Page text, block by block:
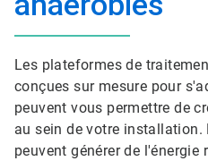
Les plateformes de
conçues sur mesure pour
peuvent vous permettre de
au sein de votre
peuvent générer de